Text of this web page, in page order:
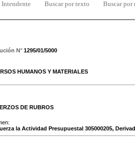
Intendente Buscar por texto Buscar por
N° 1295/01/5000
HUMANOS Y MATERIALES
DE RUBROS
la Actividad Presupuestal 305000205,